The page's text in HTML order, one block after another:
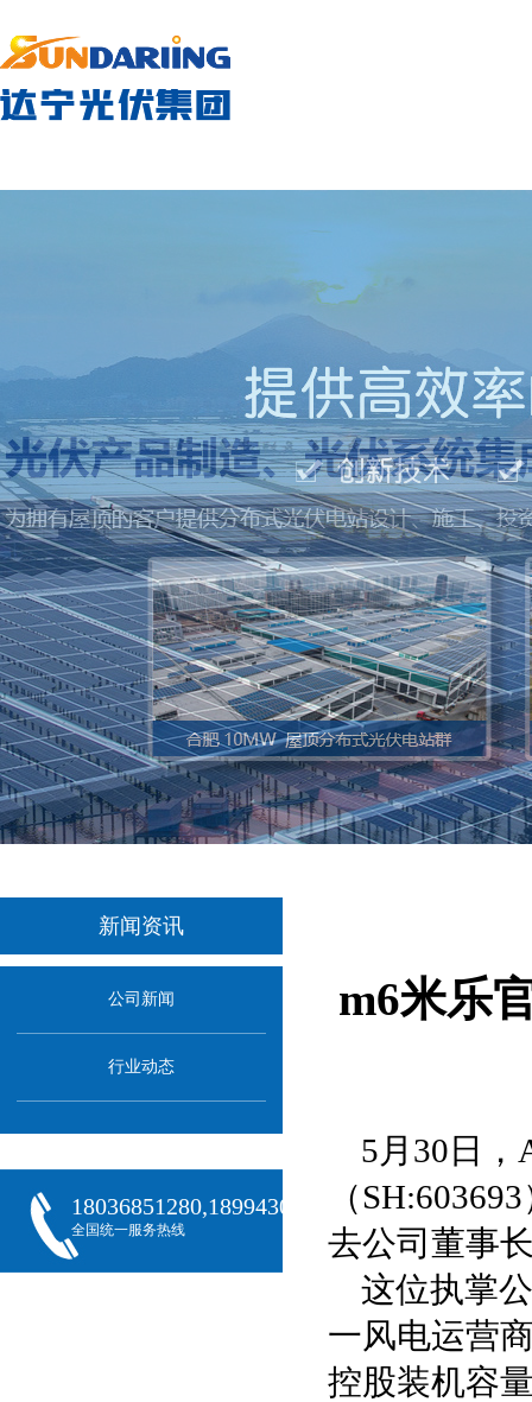
新闻资讯
公司新闻
行业动态
18036851280,18994301288,18068407382
全国统一服务热线
m6米乐
5月30日
（
去公司董事
这位执掌
一风电运营
控股装机容